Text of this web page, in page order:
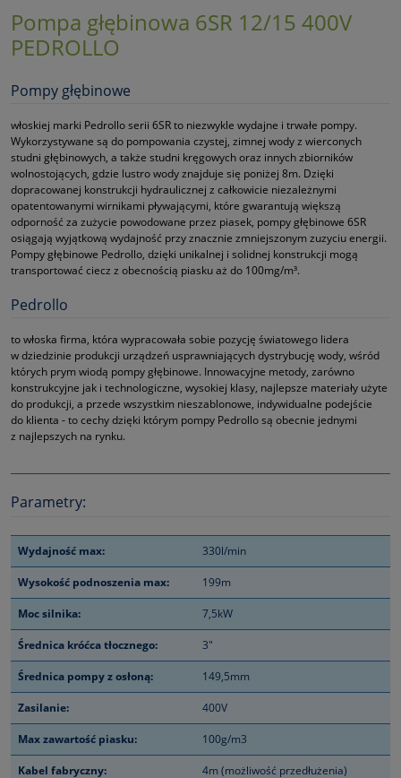
Pompa głębinowa 6SR 12/15 400V
PEDROLLO
Pompy głębinowe
włoskiej marki Pedrollo serii 6SR to niezwykle wydajne i trwałe pompy.
Wykorzystywane są do pompowania czystej, zimnej wody z wierconych
studni głębinowych, a także studni kręgowych oraz innych zbiorników
wolnostojących, gdzie lustro wody znajduje się poniżej 8m. Dzięki
dopracowanej konstrukcji hydraulicznej z całkowicie niezależnymi
opatentowanymi wirnikami pływającymi, które gwarantują większą
odporność za zużycie powodowane przez piasek, pompy głębinowe 6SR
osiągają wyjątkową wydajność przy znacznie zmniejszonym zuzyciu energii.
Pompy głębinowe Pedrollo, dzięki unikalnej i solidnej konstrukcji mogą
transportować ciecz z obecnością piasku aż do 100mg/m³.
Pedrollo
to włoska firma, która wypracowała sobie pozycję światowego lidera
w dziedzinie produkcji urządzeń usprawniających dystrybucję wody, wśród
których prym wiodą pompy głębinowe. Innowacyjne metody, zarówno
konstrukcyjne jak i technologiczne, wysokiej klasy, najlepsze materiały użyte
do produkcji, a przede wszystkim nieszablonowe, indywidualne podejście
do klienta ‑ to cechy dzięki którym pompy Pedrollo są obecnie jednymi
z najlepszych na rynku.
Parametry:
Wydajność max: 330l/min
Wysokość podnoszenia max: 199m
Moc silnika: 7,5kW
Średnica króćca tłocznego: 3"
Średnica pompy z osłoną: 149,5mm
Zasilanie: 400V
Max zawartość piasku: 100g/m3
Kabel fabryczny: 4m (możliwość przedłużenia)